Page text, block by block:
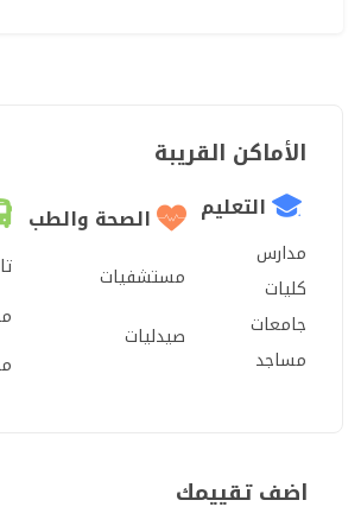
الأماكن القريبة
التعليم
مدارس
كليات
جامعات
مساجد
الصحة والطب
مستشفيات
صيدليات
اضف تقييمك